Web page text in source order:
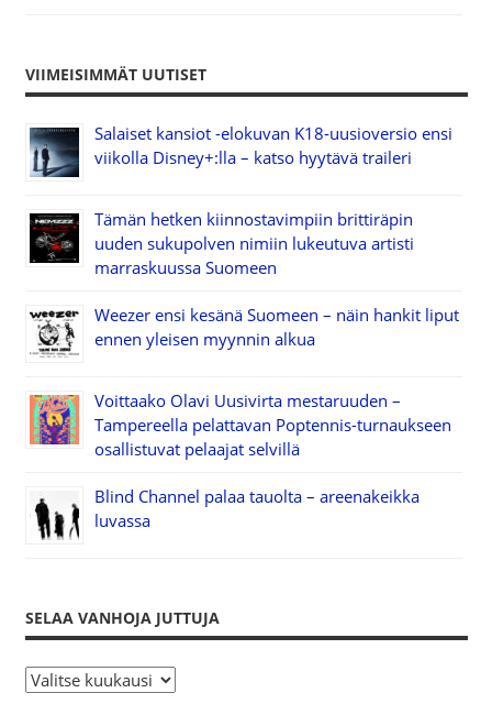
VIIMEISIMMÄT UUTISET
Salaiset kansiot -elokuvan K18-uusioversio ensi
viikolla Disney+:lla – katso hyytävä traileri
Tämän hetken kiinnostavimpiin brittiräpin
uuden sukupolven nimiin lukeutuva artisti
marraskuussa Suomeen
Weezer ensi kesänä Suomeen – näin hankit liput
ennen yleisen myynnin alkua
Voittaako Olavi Uusivirta mestaruuden –
Tampereella pelattavan Poptennis-turnaukseen
osallistuvat pelaajat selvillä
Blind Channel palaa tauolta – areenakeikka
luvassa
SELAA VANHOJA JUTTUJA
S